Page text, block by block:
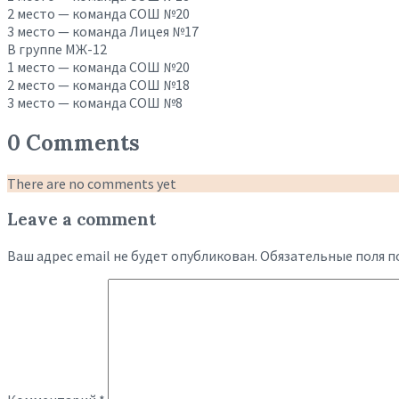
2 место — команда СОШ №20
3 место — команда Лицея №17
В группе МЖ-12
1 место — команда СОШ №20
2 место — команда СОШ №18
3 место — команда СОШ №8
0 Comments
There are no comments yet
Leave a comment
Ваш адрес email не будет опубликован. Обязательные поля